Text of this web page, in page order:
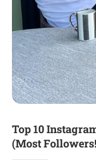
Top 10
(Most